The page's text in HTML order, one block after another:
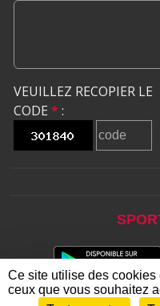
VEUILLEZ RECOPIER LE
CODE * :
Ce site utilise des
ceux que vous souhaitez